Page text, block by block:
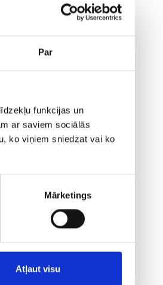
Par
funkcijas un
ar saviem sociālās
ko viņiem sniedzat vai ko
Mārketings
Atļaut visu